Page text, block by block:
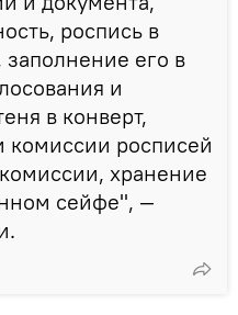
роспись в
его в
и
в конверт,
комиссии росписей
хранение
сейфе", —